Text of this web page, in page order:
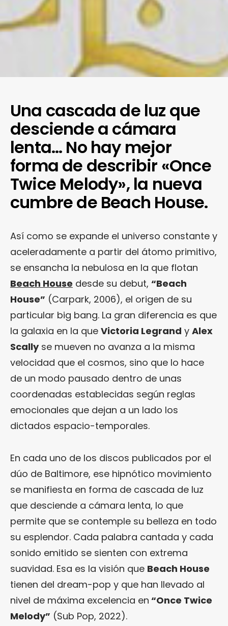
Una cascada de luz que
desciende a cámara
lenta… No hay mejor
forma de describir «Once
Twice Melody», la nueva
cumbre de Beach House.
Así como se expande el universo constante y
aceleradamente a partir del átomo primitivo,
se ensancha la nebulosa en la que flotan
Beach House desde su debut, “Beach
House” (Carpark, 2006), el origen de su
particular big bang. La gran diferencia es que
la galaxia en la que Victoria Legrand y Alex
Scallyse mueven no avanza a la misma
velocidad que el cosmos, sino que lo hace
de un modo pausado dentro de unas
coordenadas establecidas según reglas
emocionales que dejan a un lado los
dictados espacio-temporales.
En cada uno de los discos publicados por el
dúo de Baltimore, ese hipnótico movimiento
se manifiesta en forma de cascada de luz
que desciende a cámara lenta, lo que
permite que se contemple su belleza en todo
su esplendor. Cada palabra cantada y cada
sonido emitido se sienten con extrema
suavidad. Esa es la visión que Beach House
tienen del dream-pop y que han llevado al
nivel de máxima excelencia en “Once Twice
Melody” (Sub Pop, 2022).